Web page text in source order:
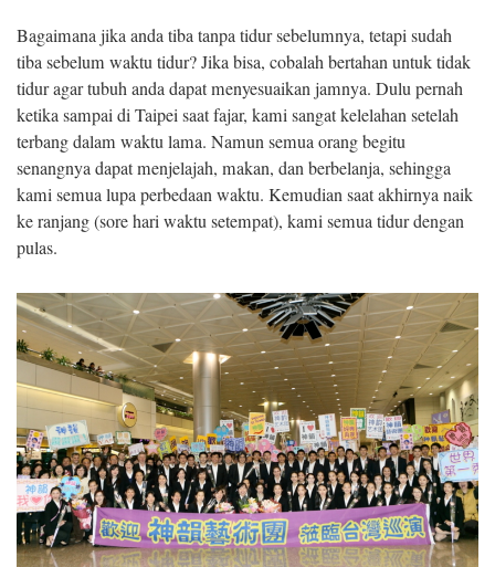
Bagaimana jika anda tiba tanpa tidur sebelumnya, tetapi sudah
tiba sebelum waktu tidur? Jika bisa, cobalah bertahan untuk tidak
tidur agar tubuh anda dapat menyesuaikan jamnya. Dulu pernah
ketika sampai di Taipei saat fajar, kami sangat kelelahan setelah
terbang dalam waktu lama. Namun semua orang begitu
senangnya dapat menjelajah, makan, dan berbelanja, sehingga
kami semua lupa perbedaan waktu. Kemudian saat akhirnya naik
ke ranjang (sore hari waktu setempat), kami semua tidur dengan
pulas.